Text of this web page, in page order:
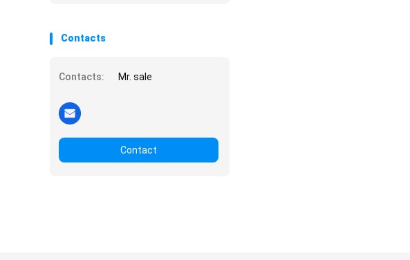
Contacts
Contacts: Mr. sale
Contact